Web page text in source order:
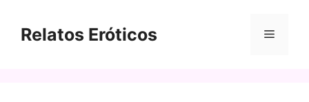
contenido
Relatos Eróticos Menú